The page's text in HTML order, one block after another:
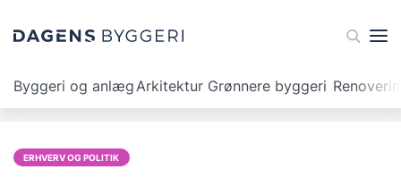
Byggeri og anlægArkitektur Grønnere byggeri
ERHVERV OG POLITIK